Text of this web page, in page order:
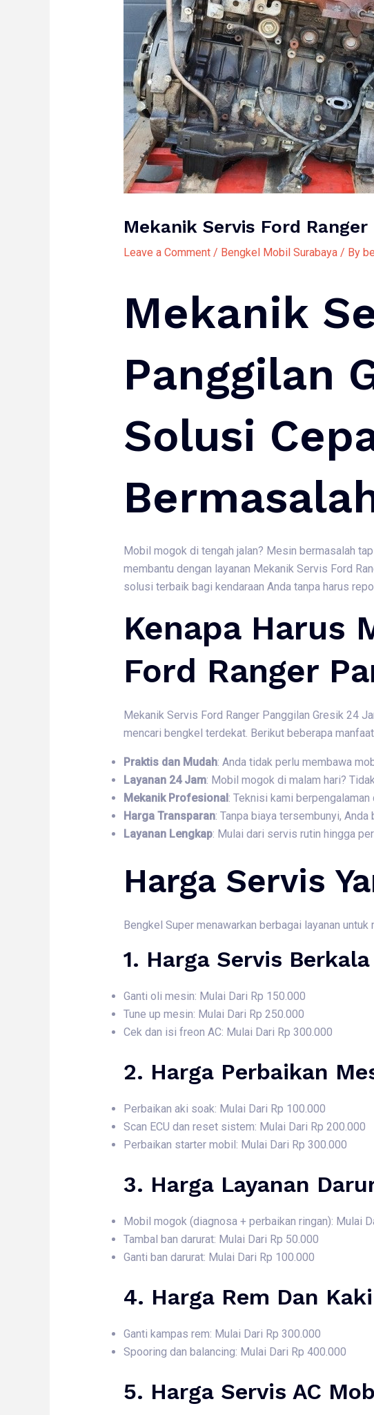
Mekanik Servis Ford
Leave a Comment / Bengkel Mobil Surabaya/ By
Mekanik
Panggilan
Solusi
Mobil mogok di tengah jalan? Mesin bermasalah
membantu dengan layanan Mekanik Servis Ford
solusi terbaik bagi kendaraan Anda tanpa harus
Kenapa Harus
Ford Ranger
Mekanik Servis Ford Ranger Panggilan Gresik 24
mencari bengkel terdekat. Berikut beberapa
Praktis dan Mudah: Anda tidak perlu membawa
Layanan 24 Jam: Mobil mogok di malam hari?
Mekanik Profesional : Teknisi kami
Harga Transparan: Tanpa biaya tersembunyi,
Layanan Lengkap: Mulai dari servis rutin hingga
Harga Servis
Bengkel Super menawarkan berbagai layanan
1. Harga Servis Berkala
Ganti oli mesin: Mulai Dari Rp 150.000
Tune up mesin: Mulai Dari Rp 250.000
Cek dan isi freon AC: Mulai Dari Rp 300.000
2. Harga Perbaikan
Perbaikan aki soak: Mulai Dari Rp 100.000
Scan ECU dan reset sistem: Mulai Dari Rp 200.000
Perbaikan starter mobil: Mulai Dari Rp 300.000
3. Harga Layanan
Mobil mogok (diagnosa + perbaikan ringan): Mulai
Tambal ban darurat: Mulai Dari Rp 50.000
Ganti ban darurat: Mulai Dari Rp 100.000
4. Harga Rem Dan
Ganti kampas rem: Mulai Dari Rp 300.000
Spooring dan balancing: Mulai Dari Rp 400.000
5. Harga Servis AC